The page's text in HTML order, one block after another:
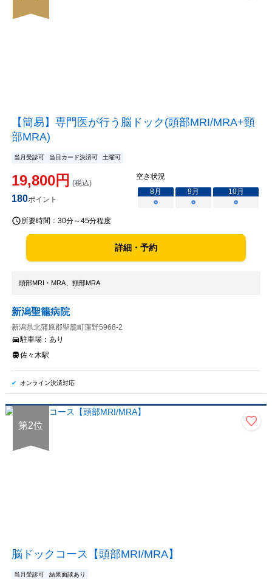
【簡易】専門医が行う脳ドック(頭部MRI/MRA+頸
部MRA)
当月受診可 当日カード決済可 土曜可
19,800円 (税込)
180ポイント
空き状況
8月 9月 10月
○
○ ○
所要時間： 30分～45分程度
詳細・予約
頭部MRI・MRA、頸部MRA
新潟聖籠病院
新潟県北蒲原郡聖籠町蓮野5968-2
駐車場： あり
佐々木駅
オンライン決済対応
第2位
脳ドックコース【頭部MRI/MRA】
当月受診可 結果面談あり